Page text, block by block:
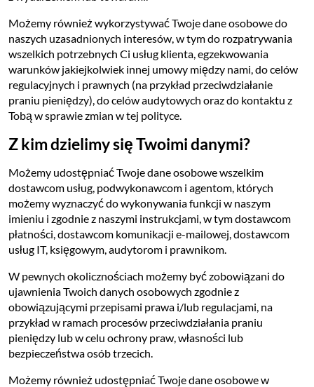
Możemy również wykorzystywać Twoje dane osobowe do
naszych uzasadnionych interesów, w tym do rozpatrywania
wszelkich potrzebnych Ci usług klienta, egzekwowania
warunków jakiejkolwiek innej umowy między nami, do celów
regulacyjnych i prawnych (na przykład przeciwdziałanie
praniu pieniędzy), do celów audytowych oraz do kontaktu z
Tobą w sprawie zmian w tej polityce.
Z kim dzielimy się Twoimi danymi?
Możemy udostępniać Twoje dane osobowe wszelkim
dostawcom usług, podwykonawcom i agentom, których
możemy wyznaczyć do wykonywania funkcji w naszym
imieniu i zgodnie z naszymi instrukcjami, w tym dostawcom
płatności, dostawcom komunikacji e-mailowej, dostawcom
usług IT, księgowym, audytorom i prawnikom.
W pewnych okolicznościach możemy być zobowiązani do
ujawnienia Twoich danych osobowych zgodnie z
obowiązującymi przepisami prawa i/lub regulacjami, na
przykład w ramach procesów przeciwdziałania praniu
pieniędzy lub w celu ochrony praw, własności lub
bezpieczeństwa osób trzecich.
Możemy również udostępniać Twoje dane osobowe w